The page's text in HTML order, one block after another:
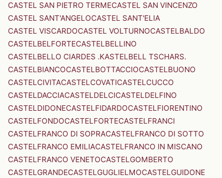
CASTEL SAN PIETRO TERMECASTEL SAN VINCENZO
CASTEL SANT'ANGELOCASTEL SANT'ELIA
CASTEL VISCARDOCASTEL VOLTURNOCASTELBALDO
CASTELBELFORTECASTELBELLINO
CASTELBELLO CIARDES .KASTELBELL TSCHARS.
CASTELBIANCOCASTELBOTTACCIOCASTELBUONO
CASTELCIVITACASTELCOVATICASTELCUCCO
CASTELDACCIACASTELDELCICASTELDELFINO
CASTELDIDONECASTELFIDARDOCASTELFIORENTINO
CASTELFONDOCASTELFORTECASTELFRANCI
CASTELFRANCO DI SOPRACASTELFRANCO DI SOTTO
CASTELFRANCO EMILIACASTELFRANCO IN MISCANO
CASTELFRANCO VENETOCASTELGOMBERTO
CASTELGRANDECASTELGUGLIELMOCASTELGUIDONE